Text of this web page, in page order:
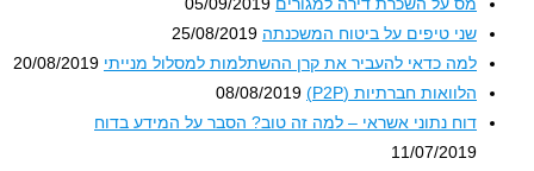
מס על השכרת דירה למגורים 05/09/2019
שני טיפים על ביטוח המשכנתה 25/08/2019
למה כדאי להעביר את קרן ההשתלמות למסלול מנייתי 20/08/2019
הלוואות חברתיות (P2P)
08/08/2019
דוח נתוני אשראי – למה זה טוב? הסבר על המידע בדוח
11/07/2019